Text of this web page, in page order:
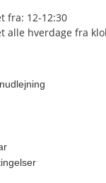
fra: 12-12:30
alle hverdage fra